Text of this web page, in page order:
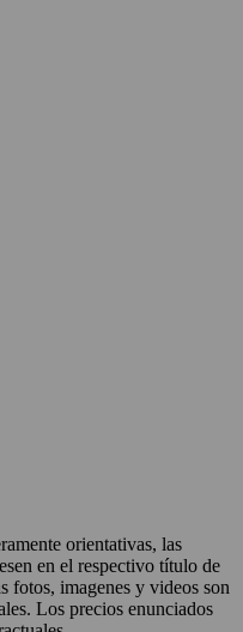
orientativas, las
en el respectivo título de
fotos, imagenes y videos son
Los precios enunciados